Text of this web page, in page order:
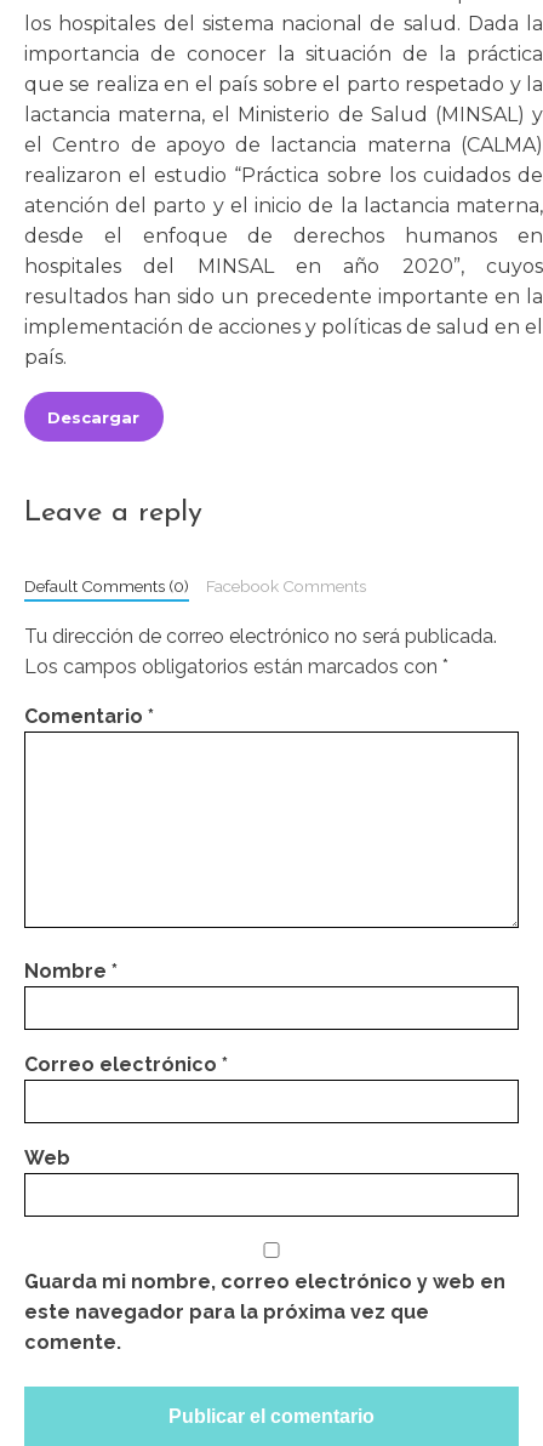
los hospitales del sistema nacional de salud. Dada la
importancia de conocer la situación de la práctica
que se realiza en el país sobre el parto respetado y la
lactancia materna, el Ministerio de Salud (MINSAL) y
el Centro de apoyo de lactancia materna (CALMA)
realizaron el estudio “Práctica sobre los cuidados de
atención del parto y el inicio de la lactancia materna,
desde el enfoque de derechos humanos en
hospitales del MINSAL en año 2020”, cuyos
resultados han sido un precedente importante en la
implementación de acciones y políticas de salud en el
país.
Descargar
Leave a reply
Default Comments (0) Facebook Comments
Tu dirección de correo electrónico no será publicada.
Los campos obligatorios están marcados con *
Comentario *
Nombre *
Correo electrónico *
Web
Guarda mi nombre, correo electrónico y web en
este navegador para la próxima vez que
comente.